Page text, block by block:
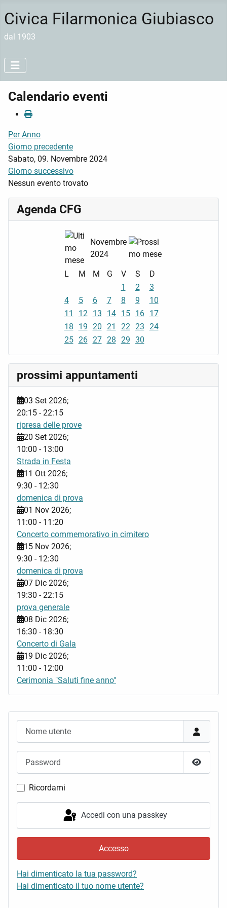
Civica Filarmonica Giubiasco
dal 1903
Mostra
Ricordami
Accedi con una passkey
Accesso
Hai dimenticato la tua password?
Hai dimenticato il tuo nome utente?
Calendario eventi
Per Anno
Giorno precedente
Sabato, 09. Novembre 2024
Giorno successivo
Nessun evento trovato
Agenda CFG
Novembre
2024
L M M G V S
D
1
2
3
4
5 6 7 8 9
10
11
12 13 14 15 16
17
18
19 20 21 22 23 24
25 26 27 28 29 30
prossimi appuntamenti
03 Set 2026;
20:15 -22:15
ripresa delle prove
20 Set 2026;
10:00 - 13:00
Strada in Festa
11 Ott 2026;
9:30 - 12:30
domenica di prova
01 Nov 2026;
11:00 - 11:20
Concerto commemorativo in cimitero
15 Nov 2026;
9:30 - 12:30
domenica di prova
07 Dic 2026;
19:30 -22:15
prova generale
08 Dic 2026;
16:30 - 18:30
Concerto di Gala
19 Dic 2026;
11:00 - 12:00
Cerimonia "Saluti fine anno"